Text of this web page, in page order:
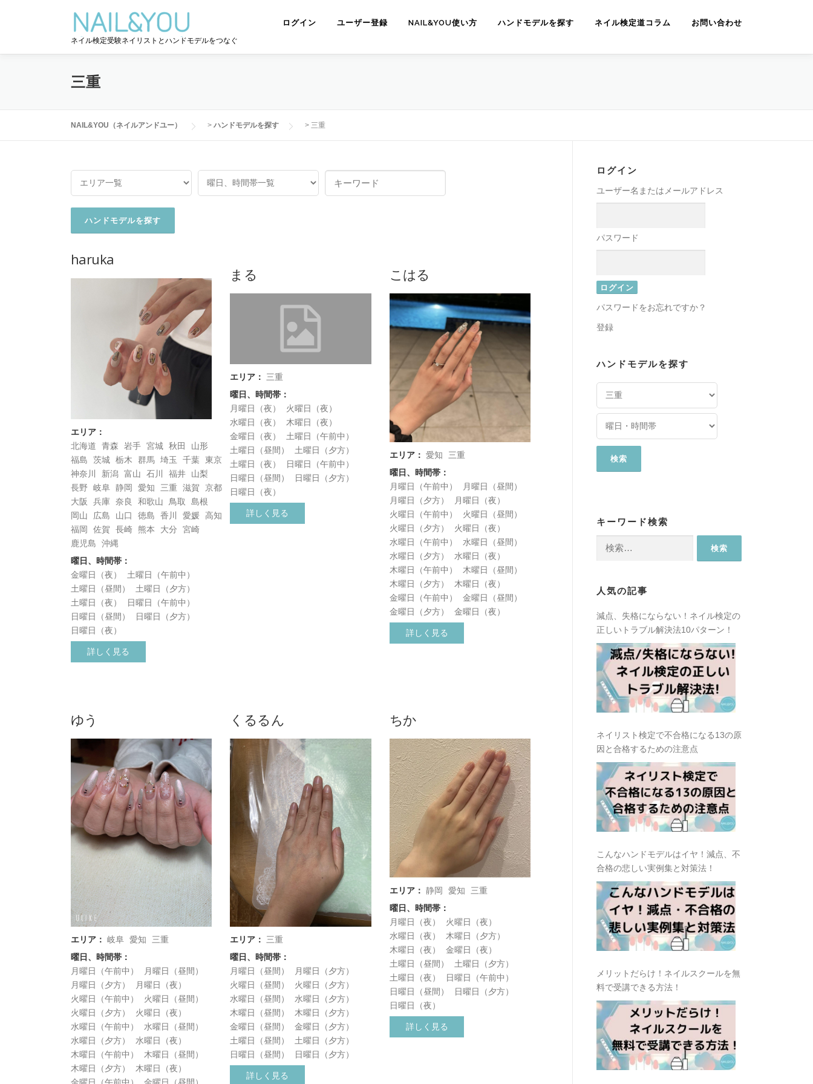
ネイル検定受験ネイリストとハンドモデルをつなぐ
ログイン ユーザー登録 NAIL&YOU使い方 ハンドモデルを探す ネイル検定道コラム お問い合わせ
三重
NAIL&YOU（ネイルアンドユー） > ハンドモデルを探す > 三重
haruka
エリア：
北海道
青森 岩手 宮城 秋田
山形
福島
茨城 栃木 群馬 埼玉 千葉
東京
神奈川
新潟 富山 石川 福井
山梨
長野
岐阜 静岡 愛知 三重 滋賀
京都
大阪
兵庫 奈良 和歌山 鳥取
島根
岡山
広島 山口 徳島 香川 愛媛
高知
福岡
佐賀 長崎 熊本 大分
宮崎
鹿児島
沖縄
曜日、時間帯：
金曜日（夜）
土曜日（午前中）
土曜日（昼間）
土曜日（夕方）
土曜日（夜）
日曜日（午前中）
日曜日（昼間）
日曜日（夕方）
日曜日（夜）
詳しく見る
まる
エリア：
三重
曜日、時間帯：
月曜日（夜）
火曜日（夜）
水曜日（夜）
木曜日（夜）
金曜日（夜）
土曜日（午前中）
土曜日（昼間）
土曜日（夕方）
土曜日（夜）
日曜日（午前中）
日曜日（昼間）
日曜日（夕方）
日曜日（夜）
詳しく見る
こはる
エリア： 愛知
三重
曜日、時間帯：
月曜日（午前中）
月曜日（昼間）
月曜日（夕方）
月曜日（夜）
火曜日（午前中）
火曜日（昼間）
火曜日（夕方）
火曜日（夜）
水曜日（午前中）
水曜日（昼間）
水曜日（夕方）
水曜日（夜）
木曜日（午前中）
木曜日（昼間）
木曜日（夕方）
木曜日（夜）
金曜日（午前中）
金曜日（昼間）
金曜日（夕方）
金曜日（夜）
詳しく見る
ゆう
エリア： 岐阜 愛知
三重
曜日、時間帯：
月曜日（午前中）
月曜日（昼間）
月曜日（夕方）
月曜日（夜）
火曜日（午前中）
火曜日（昼間）
火曜日（夕方）
火曜日（夜）
水曜日（午前中）
水曜日（昼間）
水曜日（夕方）
水曜日（夜）
木曜日（午前中）
木曜日（昼間）
木曜日（夕方）
木曜日（夜）
くるるん
エリア：
三重
曜日、時間帯：
月曜日（昼間）
月曜日（夕方）
火曜日（昼間）
火曜日（夕方）
水曜日（昼間）
水曜日（夕方）
木曜日（昼間）
木曜日（夕方）
金曜日（昼間）
金曜日（夕方）
土曜日（昼間）
土曜日（夕方）
日曜日（昼間）
日曜日（夕方）
詳しく見る
ちか
エリア： 静岡 愛知
三重
曜日、時間帯：
月曜日（夜）
火曜日（夜）
水曜日（夜）
木曜日（夕方）
木曜日（夜）
金曜日（夜）
土曜日（昼間）
土曜日（夕方）
土曜日（夜）
日曜日（午前中）
日曜日（昼間）
日曜日（夕方）
日曜日（夜）
詳しく見る
ログイン
ユーザー名またはメールアドレス
パスワード
パスワードをお忘れですか？
登録
ハンドモデルを探す
キーワード検索
人気の記事
減点、失格にならない！ネイル検定の
正しいトラブル解決法10パターン！
ネイリスト検定で不合格になる13の原
因と合格するための注意点
こんなハンドモデルはイヤ！減点、不
合格の悲しい実例集と対策法！
メリットだらけ！ネイルスクールを無
料で受講できる方法！